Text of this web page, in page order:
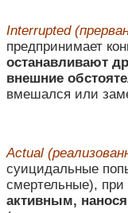
Interrupted
предпринимает
останавливают
внешние
вмешался или
Actual
суицидальные
смертельные), при
активным,